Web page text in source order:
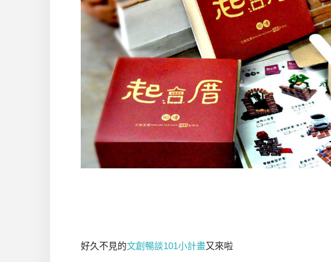
好久不見的文創暢談101小計畫又來啦